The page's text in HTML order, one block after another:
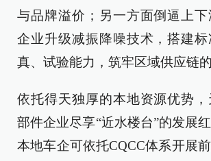
与品牌溢价；另一方面倒逼上
企业升级减振降噪技术，搭建
真、试验能力，筑牢区域供应链的
依托得天独厚的本地资源优势
部件企业尽享“近水楼台”的发展
本地车企可依托CQCC体系开展